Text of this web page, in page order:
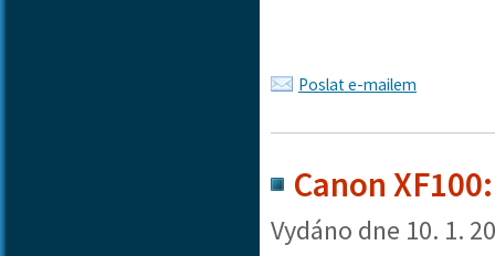
Poslat e-mailem
Canon
Vydáno dne 10. 1.